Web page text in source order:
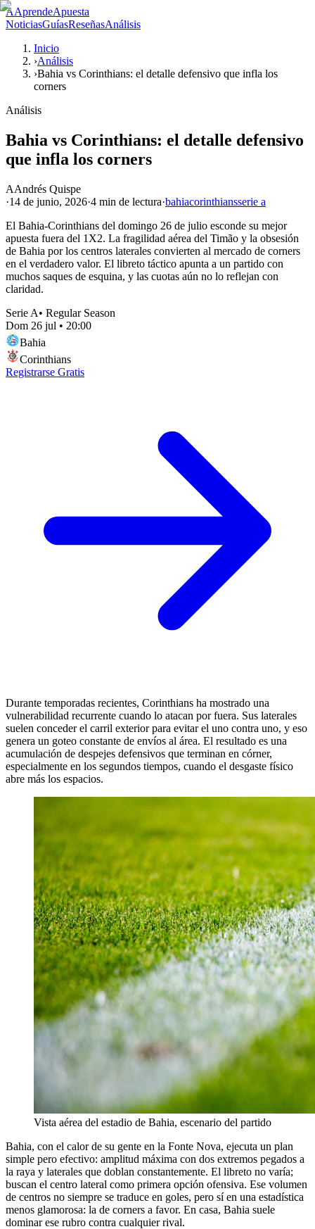
AAprendeApuesta
NoticiasGuíasReseñasAnálisis
Inicio
›Análisis
›Bahia vs Corinthians: el detalle defensivo que infla los
corners
Análisis
Bahia vs Corinthians: el detalle defensivo
que infla los corners
AAndrés Quispe
·14 de junio, 2026·4 min de lectura·bahiacorinthiansserie a
El Bahia-Corinthians del domingo 26 de julio esconde su mejor
apuesta fuera del 1X2. La fragilidad aérea del Timão y la obsesión
de Bahia por los centros laterales convierten al mercado de corners
en el verdadero valor. El libreto táctico apunta a un partido con
muchos saques de esquina, y las cuotas aún no lo reflejan con
claridad.
Serie A• Regular Season
Dom 26 jul • 20:00
Bahia
Corinthians
Registrarse Gratis
Durante temporadas recientes, Corinthians ha mostrado una
vulnerabilidad recurrente cuando lo atacan por fuera. Sus laterales
suelen conceder el carril exterior para evitar el uno contra uno, y eso
genera un goteo constante de envíos al área. El resultado es una
acumulación de despejes defensivos que terminan en córner,
especialmente en los segundos tiempos, cuando el desgaste físico
abre más los espacios.
Vista aérea del estadio de Bahia, escenario del partido
Bahia, con el calor de su gente en la Fonte Nova, ejecuta un plan
simple pero efectivo: amplitud máxima con dos extremos pegados a
la raya y laterales que doblan constantemente. El libreto no varía;
buscan el centro lateral como primera opción ofensiva. Ese volumen
de centros no siempre se traduce en goles, pero sí en una estadística
menos glamorosa: la de corners a favor. En casa, Bahia suele
dominar ese rubro contra cualquier rival.